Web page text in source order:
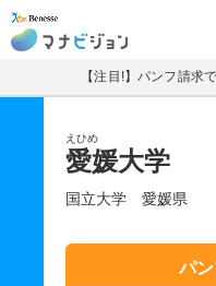
マナビジョン
【注目!】パンフ請求
えひめ
愛媛大学
国立大学 愛媛県
パ